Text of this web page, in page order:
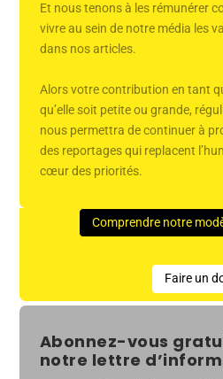
Et nous tenons à les rémunérer
vivre au sein de notre média les
dans nos articles.
Alors votre contribution en tant
qu’elle soit petite ou grande,
nous permettra de continuer à
des reportages qui replacent
cœur des priorités.
Comprendre notre
Faire un
Abonnez-vous
notre lettre